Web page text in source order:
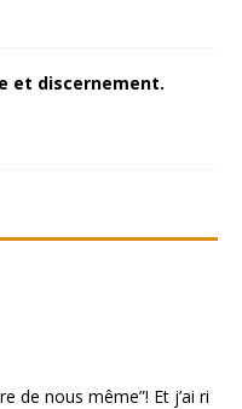
et discernement.
de nous même”! Et j’ai ri